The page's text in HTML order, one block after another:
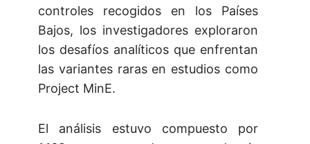
controles recogidos en los Países
Bajos, los investigadores exploraron
los desafíos analíticos que enfrentan
las variantes raras en estudios como
Project MinE.
El análisis estuvo compuesto por